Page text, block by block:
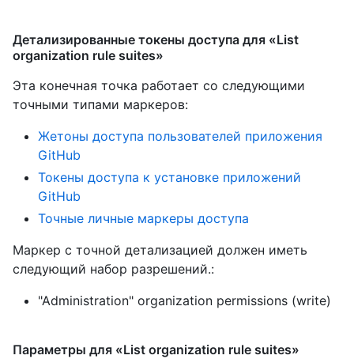
Детализированные токены доступа для «List
organization rule suites»
Эта конечная точка работает со следующими
точными типами маркеров:
Жетоны доступа пользователей приложения
GitHub
Токены доступа к установке приложений
GitHub
Точные личные маркеры доступа
Маркер с точной детализацией должен иметь
следующий набор разрешений.:
"Administration" organization permissions (write)
Параметры для «List organization rule suites»